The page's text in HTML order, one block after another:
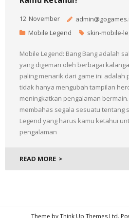
12 November
Mobile Legend
skin-mobile-
Mobile Legend: Bang Bang adalah
yang digemari oleh berbagai
paling menarik dari game ini adalah
tidak hanya mengubah tampilan
meningkatkan pengalaman
membahas segala sesuatu tentang
Legend yang harus kamu ketahui
pengalaman
READ MORE
Theme byThink Up Themes Ltd.